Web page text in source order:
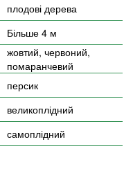
плодові дерева
Більше 4 м
жовтий, червоний,
помаранчевий
персик
великоплідний
самоплідний